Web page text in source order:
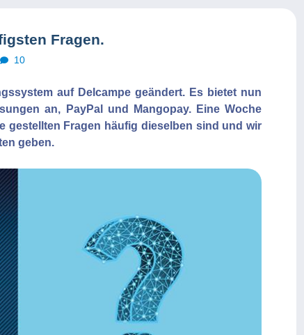
Fragen.
10
auf Delcampe geändert. Es bietet nun
an, PayPal und Mangopay. Eine Woche
gestellten Fragen häufig dieselben sind und wir
geben.